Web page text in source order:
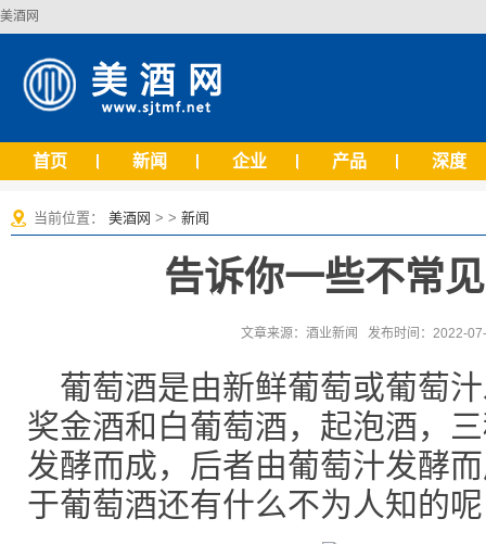
美酒网
首页 新闻 企业 产品 深度
当前位置： 美酒网 > > 新闻
告诉你一些不常
文章来源：酒业新闻 发布时间：2022-
葡萄酒是由新鲜葡萄或葡萄
奖金酒和白葡萄酒，起泡酒，
发酵而成，后者由葡萄汁发酵
于葡萄酒还有什么不为人知的呢